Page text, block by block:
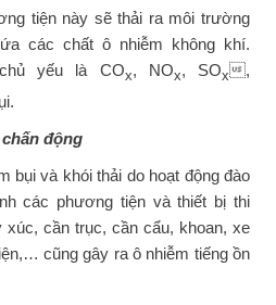
tiện này sẽ thải ra môi trường
các chất ô nhiễm không khí.
yếu là COx, NOx, SOx ,
động
bụi và khói thải do hoạt động đào
các phương tiện và thiết bị thi
cần trục, cần cẩu, khoan, xe
cũng gây ra ô nhiễm tiếng ồn